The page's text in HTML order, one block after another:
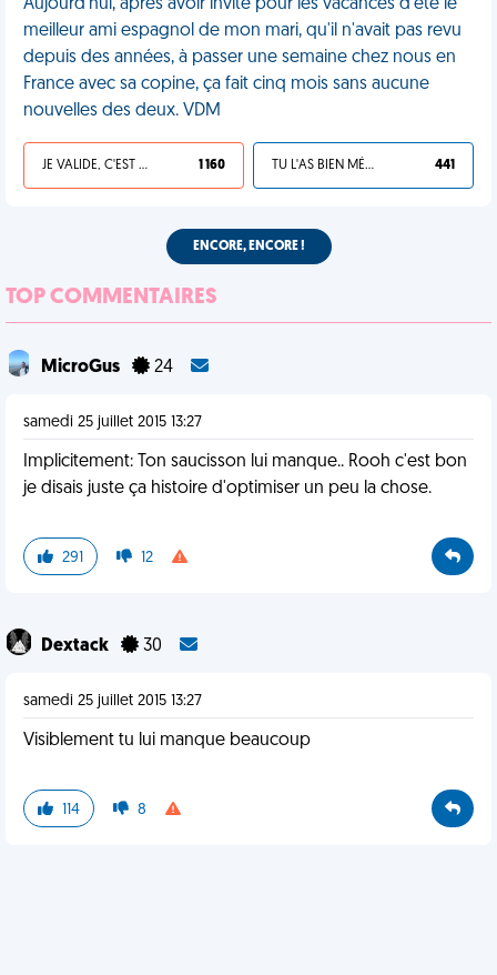
Aujourd'hui, après avoir invité pour les vacances d'été le
meilleur ami espagnol de mon mari, qu'il n'avait pas revu
depuis des années, à passer une semaine chez nous en
France avec sa copine, ça fait cinq mois sans aucune
nouvelles des deux. VDM
JE VALIDE, C'EST UNE VDM 1 160 TU L'AS BIEN MÉRITÉ 441
ENCORE, ENCORE !
TOP COMMENTAIRES
MicroGus 24
samedi 25 juillet 2015 13:27
Implicitement: Ton saucisson lui manque.. Rooh c'est bon
je disais juste ça histoire d'optimiser un peu la chose.
291 12
Dextack 30
samedi 25 juillet 2015 13:27
Visiblement tu lui manque beaucoup
114 8